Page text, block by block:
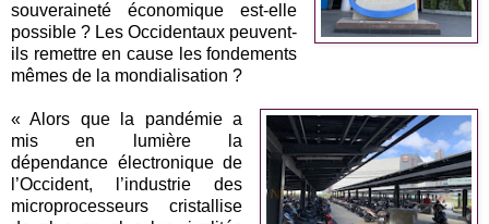
souveraineté économique est-elle
possible ? Les Occidentaux peuvent-
ils remettre en cause les fondements
mêmes de la mondialisation ?
« Alors que la pandémie a
mis en lumière la
dépendance électronique de
l’Occident, l’industrie des
microprocesseurs cristallise